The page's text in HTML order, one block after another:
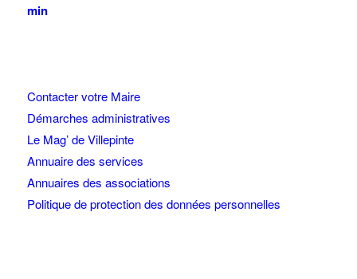
min
Contacter votre Maire
Démarches administratives
Le Mag’ de Villepinte
Annuaire des services
Annuaires des associations
Politique de protection des données personnelles